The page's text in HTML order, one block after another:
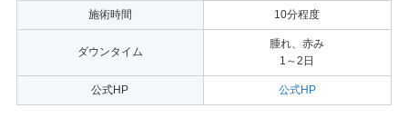
施術時間 10分程度
ダウンタイム
腫れ、赤み
1～2日
公式HP 公式HP